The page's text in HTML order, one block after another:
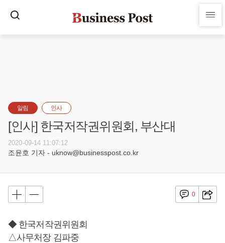
알림 인사
[인사] 한국저작권위원회, 부산대
2020-09-14 11:07:12
조윤호 기자 - uknow@businesspost.co.kr
0
◆ 한국저작권위원회
△사무처장 김파중